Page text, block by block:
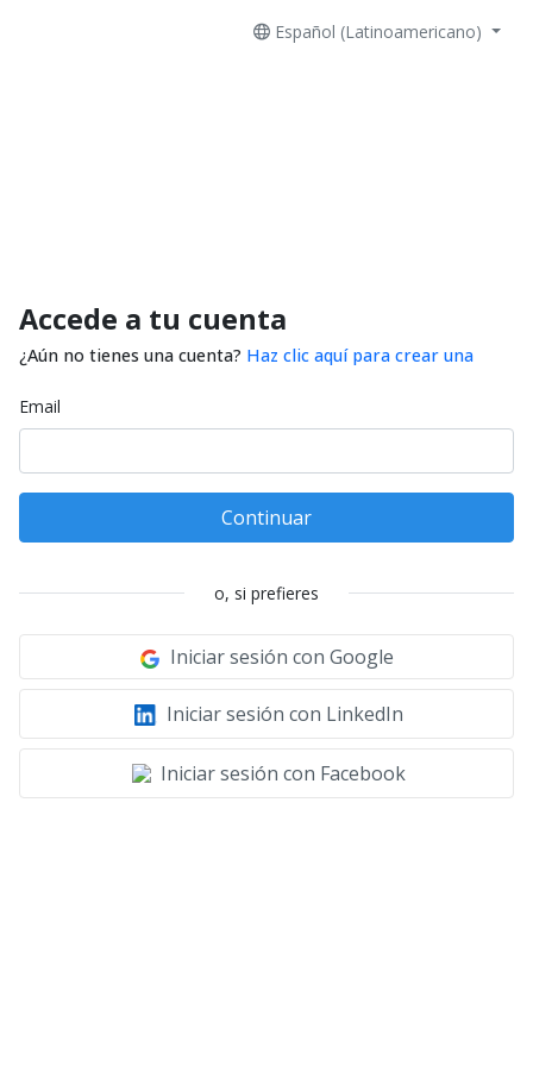
Español (Latinoamericano)
Accede a tu cuenta
¿Aún no tienes una cuenta? Haz clic aquí para crear una
Email
Continuar
o, si prefieres
Iniciar sesión con Google
Iniciar sesión con LinkedIn
Iniciar sesión con Facebook